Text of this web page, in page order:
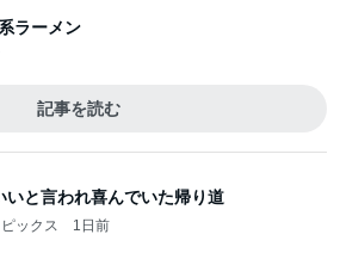
ラーメン
記事を読む
いと言われ喜んでいた帰り道
ックス 1日前